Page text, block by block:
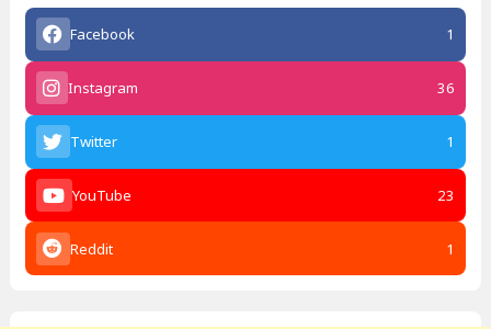
Facebook 1
Instagram 36
Twitter 1
YouTube 23
Reddit 1